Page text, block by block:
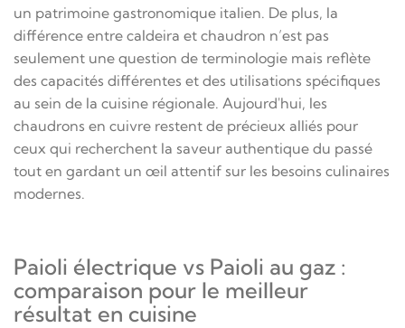
un patrimoine gastronomique italien. De plus, la
différence entre caldeira et chaudron n’est pas
seulement une question de terminologie mais reflète
des capacités différentes et des utilisations spécifiques
au sein de la cuisine régionale. Aujourd'hui, les
chaudrons en cuivre restent de précieux alliés pour
ceux qui recherchent la saveur authentique du passé
tout en gardant un œil attentif sur les besoins culinaires
modernes.
Paioli électrique vs Paioli au gaz :
comparaison pour le meilleur
résultat en cuisine